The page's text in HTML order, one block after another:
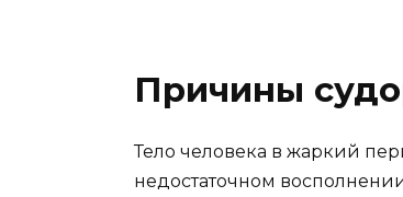
Причины
Тело человека в жаркий
недостаточном